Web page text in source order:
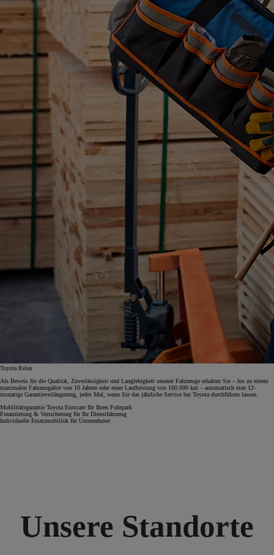
Toyota Relax
Als Beweis für die Qualität, Zuverlässigkeit und Langlebigkeit unserer Fahrzeuge erhalten Sie – bis zu einem
maximalen Fahrzeugalter von 10 Jahren oder einer Laufleistung von 160.000 km – automatisch eine 12-
monatige Garantieverlängerung, jedes Mal, wenn Sie das jährliche Service bei Toyota durchführen lassen.
Mobilitätsgarantie Toyota Eurocare für Ihren Fuhrpark
Finanzierung & Versicherung für Ihr Dienstfahrzeug
Individuelle Ersatzmobilität für Unternehmer
Unsere Standorte